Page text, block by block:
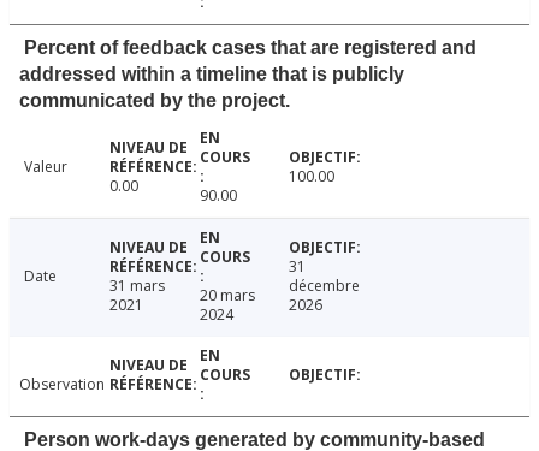
Percent of feedback cases that are registered and
addressed within a timeline that is publicly
communicated by the project.
Valeur
0.00
90.00
100.00
Date
31 mars
2021
20 mars
2024
31
décembre
2026
Observation
Person work-days generated by community-based